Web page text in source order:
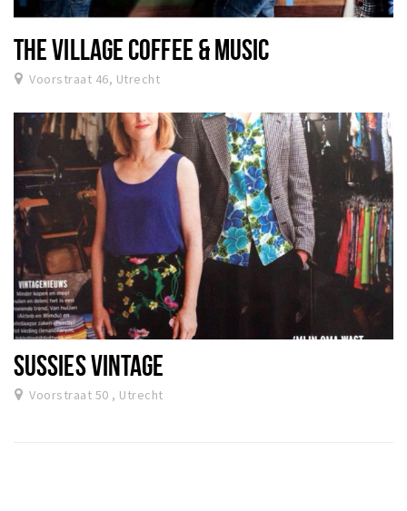
THE VILLAGE COFFEE & MUSIC
Voorstraat 46, Utrecht
SUSSIES VINTAGE
Voorstraat 50 , Utrecht